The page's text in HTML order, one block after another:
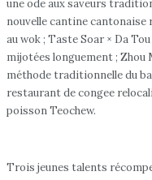
une ode aux saveurs
nouvelle cantine
au wok ; Taste Soar × Da
mijotées longuement ; Zhou
méthode traditionnelle du
restaurant de congee
poisson Teochew.
Trois jeunes talents